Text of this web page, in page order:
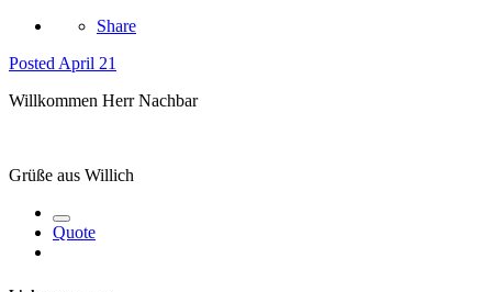
Share
Posted April 21
Willkommen Herr Nachbar
Grüße aus Willich
Quote